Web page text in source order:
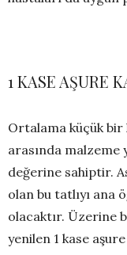
1 KASE AŞURE
Ortalama küçük bir
arasında
değerine sahiptir.
olan bu tatlıyı ana
olacaktır. Üzerine
yenilen 1 kase